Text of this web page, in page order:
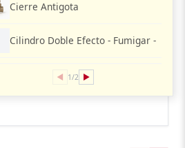
Cierre Antigota
Cilindro Doble Efecto - Fumigar -
◀ 1/2 ▶